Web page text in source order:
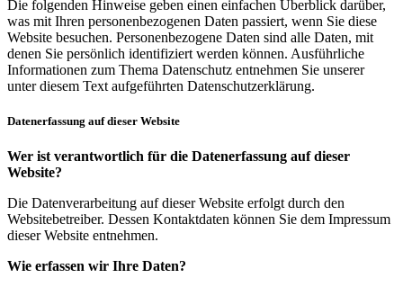
Die folgenden Hinweise geben einen einfachen Überblick darüber,
was mit Ihren personenbezogenen Daten passiert, wenn Sie diese
Website besuchen. Personenbezogene Daten sind alle Daten, mit
denen Sie persönlich identifiziert werden können. Ausführliche
Informationen zum Thema Datenschutz entnehmen Sie unserer
unter diesem Text aufgeführten Datenschutzerklärung.
Datenerfassung auf dieser Website
Wer ist verantwortlich für die Datenerfassung auf dieser
Website?
Die Datenverarbeitung auf dieser Website erfolgt durch den
Websitebetreiber. Dessen Kontaktdaten können Sie dem Impressum
dieser Website entnehmen.
Wie erfassen wir Ihre Daten?